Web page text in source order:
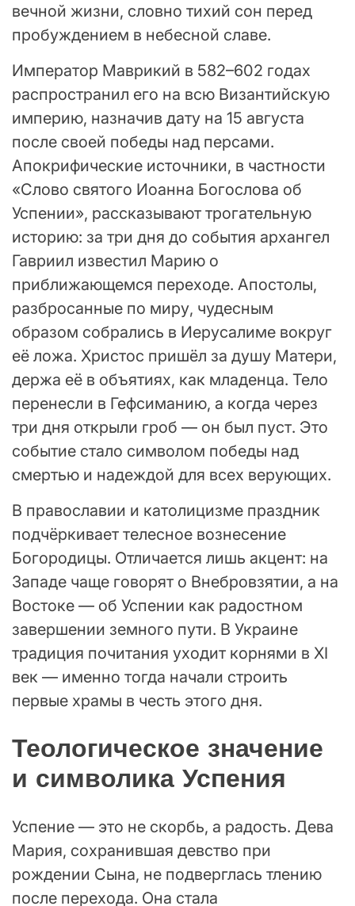
вечной жизни, словно тихий сон перед
пробуждением в небесной славе.
Император Маврикий в 582–602 годах
распространил его на всю Византийскую
империю, назначив дату на 15 августа
после своей победы над персами.
Апокрифические источники, в частности
«Слово святого Иоанна Богослова об
Успении», рассказывают трогательную
историю: за три дня до события архангел
Гавриил известил Марию о
приближающемся переходе. Апостолы,
разбросанные по миру, чудесным
образом собрались в Иерусалиме вокруг
её ложа. Христос пришёл за душу Матери,
держа её в объятиях, как младенца. Тело
перенесли в Гефсиманию, а когда через
три дня открыли гроб — он был пуст. Это
событие стало символом победы над
смертью и надеждой для всех верующих.
В православии и католицизме праздник
подчёркивает телесное вознесение
Богородицы. Отличается лишь акцент: на
Западе чаще говорят о Внебровзятии, а на
Востоке — об Успении как радостном
завершении земного пути. В Украине
традиция почитания уходит корнями в XI
век — именно тогда начали строить
первые храмы в честь этого дня.
Теологическое значение
и символика Успения
Успение — это не скорбь, а радость. Дева
Мария, сохранившая девство при
рождении Сына, не подверглась тлению
после перехода. Она стала